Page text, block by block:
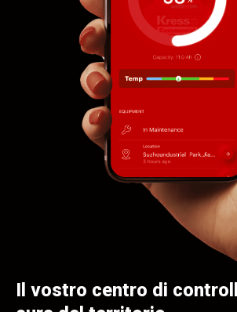
Il vostro centro di